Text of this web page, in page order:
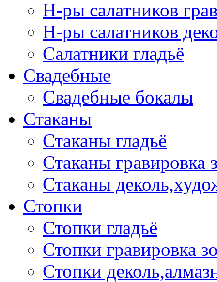
Н-ры салатников
Н-ры салатников
Салатники гладьё
Свадебные
Свадебные бокалы
Стаканы
Стаканы гладьё
Стаканы гравировка
Стаканы
Стопки
Стопки гладьё
Стопки гравировка
Стопки